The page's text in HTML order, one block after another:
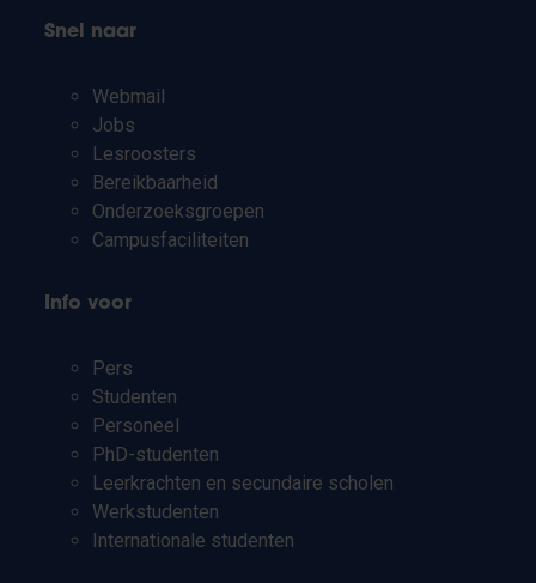
Snel naar
Webmail
Jobs
Lesroosters
Bereikbaarheid
Onderzoeksgroepen
Campusfaciliteiten
Info voor
Pers
Studenten
Personeel
PhD-studenten
Leerkrachten en secundaire scholen
Werkstudenten
Internationale studenten